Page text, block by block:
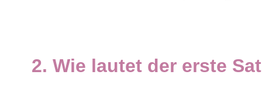
2. Wie lautet der erste